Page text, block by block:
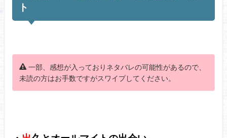
ト
一部、感想が入っておりネタバレの可能性があるので、
未読の方はお手数ですがスワイプしてください。